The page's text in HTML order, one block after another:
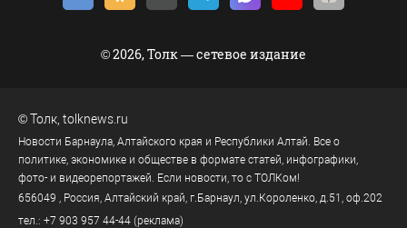
© 2026, Толк — сетевое издание
©Толк tolknews.ru
Новости Барнаула, Алтайского края и Республики Алтай. Все о
политике, экономике и обществе в формате статей, инфографики,
фото- и видеорепортажей. Если новости, то с ТОЛКом!
656049 , Россия, Алтайский край, г.Барнаул, ул.Короленко, д.51, оф.202
тел.: +7 903 957 44-44 (реклама)